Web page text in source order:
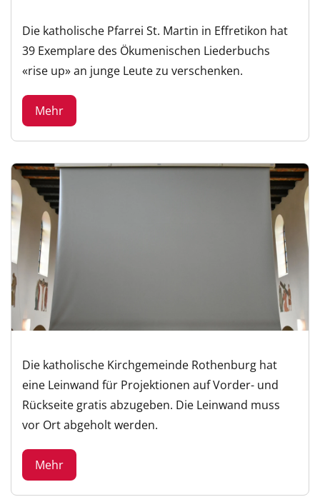
Die katholische Pfarrei St. Martin in Effretikon hat
39 Exemplare des Ökumenischen Liederbuchs
«rise up» an junge Leute zu verschenken.
Mehr
Die katholische Kirchgemeinde Rothenburg hat
eine Leinwand für Projektionen auf Vorder- und
Rückseite gratis abzugeben. Die Leinwand muss
vor Ort abgeholt werden.
Mehr